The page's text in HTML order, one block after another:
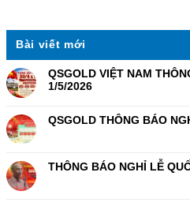
Bài viết mới
QSGOLD VIỆT NAM
1/5/2026
QSGOLD THÔNG BÁO
THÔNG BÁO NGHỈ LỄ